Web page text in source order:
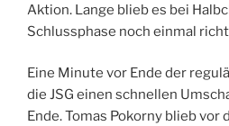
Aktion. Lange blieb es bei
Schlussphase noch einmal
Eine Minute vor Ende der
die JSG einen schnellen
Ende. Tomas Pokorny blieb vor